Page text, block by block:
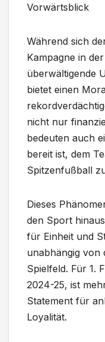
Vorwärtsblick
Während sich
Kampagne in
überwältigende
bietet einen
nicht nur
bedeuten auch
bereit ist, dem
Spitzenfußball
Dieses
den Sport
für Einheit und
unabhängig von
Spielfeld. Für 1.
2024-25, ist
Statement für
Loyalität.